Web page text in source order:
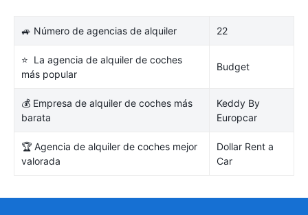
🚙 Número de agencias de alquiler 22
⭐ La agencia de alquiler de coches
más popular
Budget
💰 Empresa de alquiler de coches más
barata
Keddy By
Europcar
🏆 Agencia de alquiler de coches mejor
valorada
Dollar Rent a
Car